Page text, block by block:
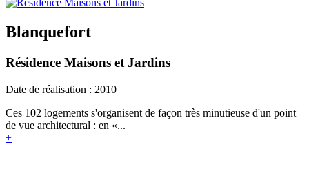
Blanquefort
Résidence Maisons et Jardins
Date de réalisation : 2010
Ces 102 logements s'organisent de façon très minutieuse d'un point
de vue architectural : en «...
+